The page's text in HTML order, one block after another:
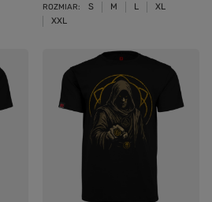
ROZMIAR: S M L
XL
XXL